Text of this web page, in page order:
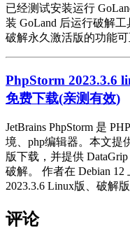
已经测试安装运行
装 GoLand 后运行破解
破解永久激活版的功能可
PhpStorm 2023.3.6
免费下载(亲测有效)
JetBrains PhpStorm 是
境、php编辑器。本文提
版下载，并提供
破解。 作者在 Debian 12
2023.3.6 Linux版、破解
评论